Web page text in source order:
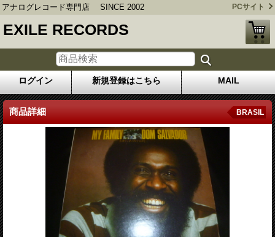
アナログレコード専門店 SINCE 2002 PCサイト
EXILE RECORDS
ログイン 新規登録はこちら MAIL
商品詳細 BRASIL